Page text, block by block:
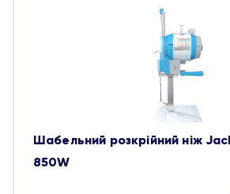
Шабельний розкрійний ніж
850W